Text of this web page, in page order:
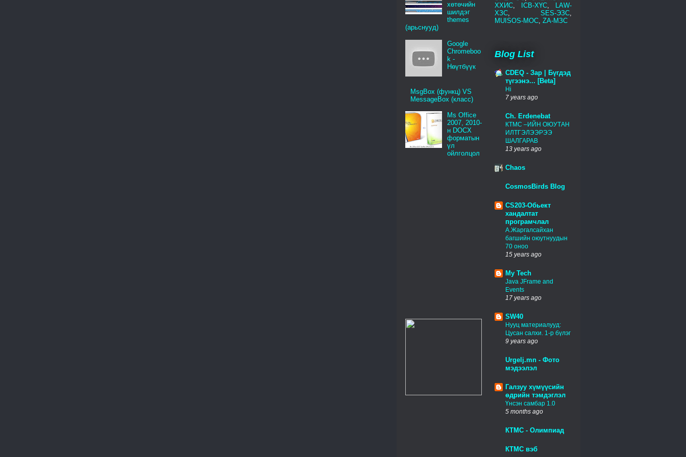
хөтөчийн
шилдэг
themes
(арьснууд)
Google
Chromeboo
k -
Нөүтбүүк
MsgBox (функц) VS
MessageBox (класс)
Ms Office
2007, 2010-
н DOCX
форматын
үл
ойлголцол
ХХИС, ICB-ХҮС,
LAW-
ХЗС, SES-ЭЗС,
MUISOS-МОС, ZA-МЗС
Blog List
CDEQ - Зар | Бүгдэд
түгээнэ... [Beta]
Hi
7 years ago
Ch. Erdenebat
КТМС –ИЙН ОЮУТАН
ИЛТГЭЛЭЭРЭЭ
ШАЛГАРАВ
13 years ago
Chaos
CosmosBirds Blog
CS203-Обьект
хандалтат
програмчлал
А.Жаргалсайхан
багшийн оюутнуудын
70 оноо
15 years ago
My Tech
Java JFrame and
Events
17 years ago
SW40
Нууц материалууд:
Цусан салхи. 1-р бүлэг
9 years ago
Urgelj.mn - Фото
мэдээлэл
Галзуу хүмүүсийн
өдрийн тэмдэглэл
Үнсэн самбар 1.0
5 months ago
КТМС - Олимпиад
КТМС вэб